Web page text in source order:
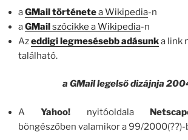
aGMail történetea Wikipedia-n
aGMailszócikke a Wikipedia-n
Azeddigi legmesésebb adásunka link
található.
a GMail legelső dizájnja
AYahoo! nyitóoldala
böngészőben valamikor a 99/2000(??)-